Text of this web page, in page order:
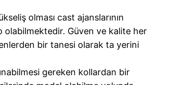
olması cast ajanslarının
olabilmektedir. Güven ve kalite her
bir tanesi olarak ta yerini
gereken kollardan bir